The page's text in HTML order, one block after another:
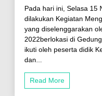
Pada hari ini, Selasa 15
dilakukan Kegiatan
yang diselenggarakan
2022berlokasi di
ikuti oleh peserta didik
dan...
Read More